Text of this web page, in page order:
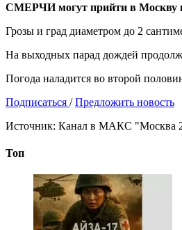
СМЕРЧИ могут прийти в Москву
Грозы и град диаметром до 2
На выходных парад дождей
Погода наладится во второй
Подписаться /Предложить новость
Источник: Канал в МАКС "Москва
Топ